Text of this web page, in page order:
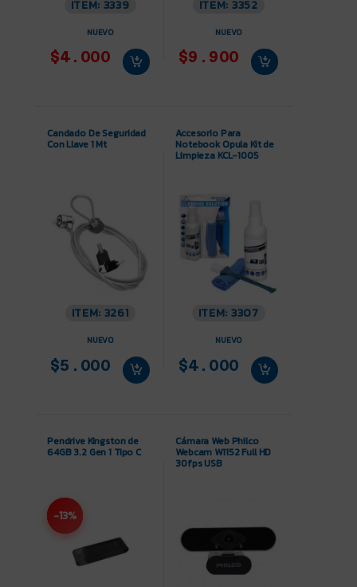
ITEM: 3339
NUEVO
$4.000
ITEM: 3352
NUEVO
$9.900
Candado De Seguridad
Con Llave 1 Mt
ITEM: 3261
NUEVO
$5.000
Accesorio Para
Notebook Opula Kit de
Limpieza KCL-1005
ITEM: 3307
NUEVO
$4.000
Pendrive Kingston de
64GB 3.2 Gen 1 Tipo C
-13%
Cámara Web Philco
Webcam W1152 Full HD
30fps USB